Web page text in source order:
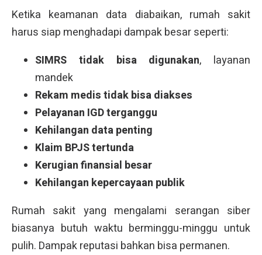
Ketika keamanan data diabaikan, rumah sakit
harus siap menghadapi dampak besar seperti:
SIMRS tidak bisa digunakan, layanan
mandek
Rekam medis tidak bisa diakses
Pelayanan IGD terganggu
Kehilangan data penting
Klaim BPJS tertunda
Kerugian finansial besar
Kehilangan kepercayaan publik
Rumah sakit yang mengalami serangan siber
biasanya butuh waktu berminggu-minggu untuk
pulih. Dampak reputasi bahkan bisa permanen.